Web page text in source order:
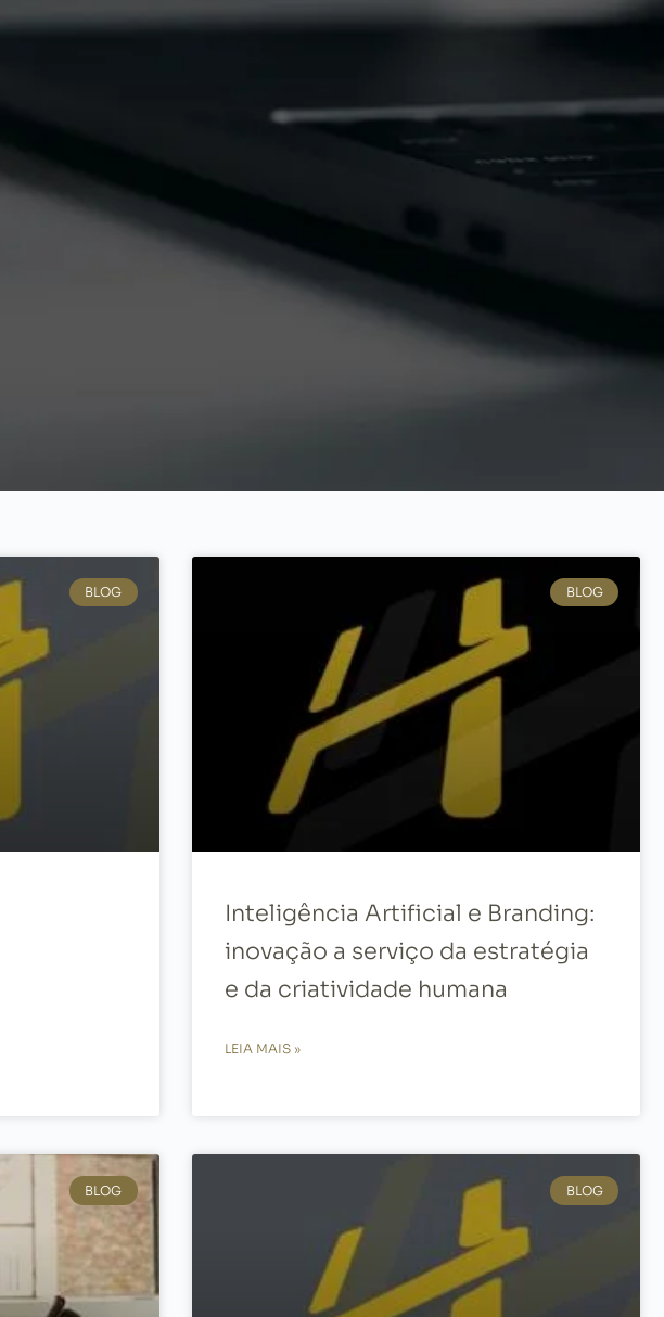
BLOG BLOG
Inteligência Artificial e Branding:
inovação a serviço da estratégia
e da criatividade humana
LEIA MAIS »
BLOG BLOG